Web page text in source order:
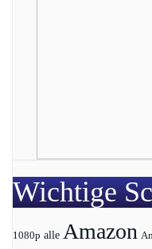
Wichtige
1080p alle Amazon